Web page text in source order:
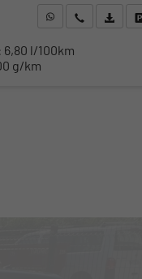
WhatsApp anfragen
Wir rufen Sie
6,80 l/100km
g/km